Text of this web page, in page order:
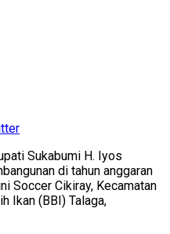
Sukabumi H. Iyos
di tahun anggaran
Soccer Cikiray, Kecamatan
Ikan (BBI) Talaga,